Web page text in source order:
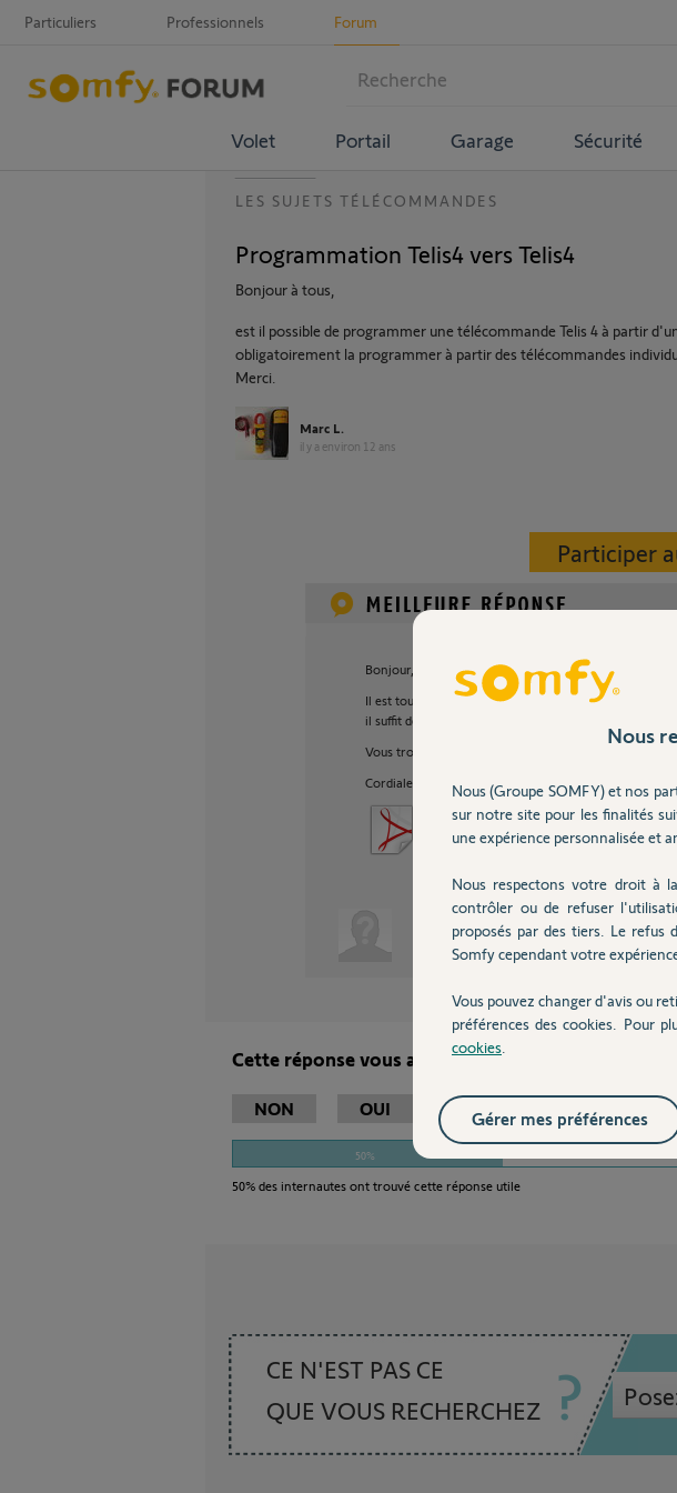
Particuliers Professionnels Forum
Volet Portail Garage Sécurité
LES SUJETS TÉLÉCOMMANDES
Programmation Telis4 vers Telis4
Bonjour à tous,
est il possible de programmer une télécommande Telis 4 à partir
obligatoirement la programmer à partir des télécommandes
Merci.
Marc L.
il y a environ 12 ans
Participer
Bonjour,
Il est tout à fait possible de programmer une Telis 4 à
il suffit de se placer sur le bon canal et de procéder
Vous trouverez ci-joint la notice expliquant les
Cordialement
notice_telis4rts.pdf
2,5 Mo
benjamin R. il y a environ 12 ans
Cette réponse vous a-t-elle aidé ?
NON OUI
50%
50% des internautes ont trouvé cette réponse utile
CE N'EST PAS CE
QUE VOUS RECHERCHEZ
Nous
Nous (Groupe SOMFY) et nos
sur notre site pour les finalités
une expérience personnalisée et
Nous respectons votre droit à
contrôler ou de refuser
proposés par des tiers. Le refus
Somfy cependant votre
Vous pouvez changer d'avis ou
préférences des cookies. Pour
cookies
Gérer mes préférences